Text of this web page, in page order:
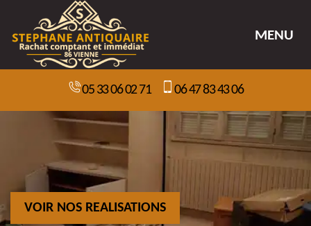
MENU
05 33 06 02 71 06 47 83 43 06
VOIR NOS REALISATIONS